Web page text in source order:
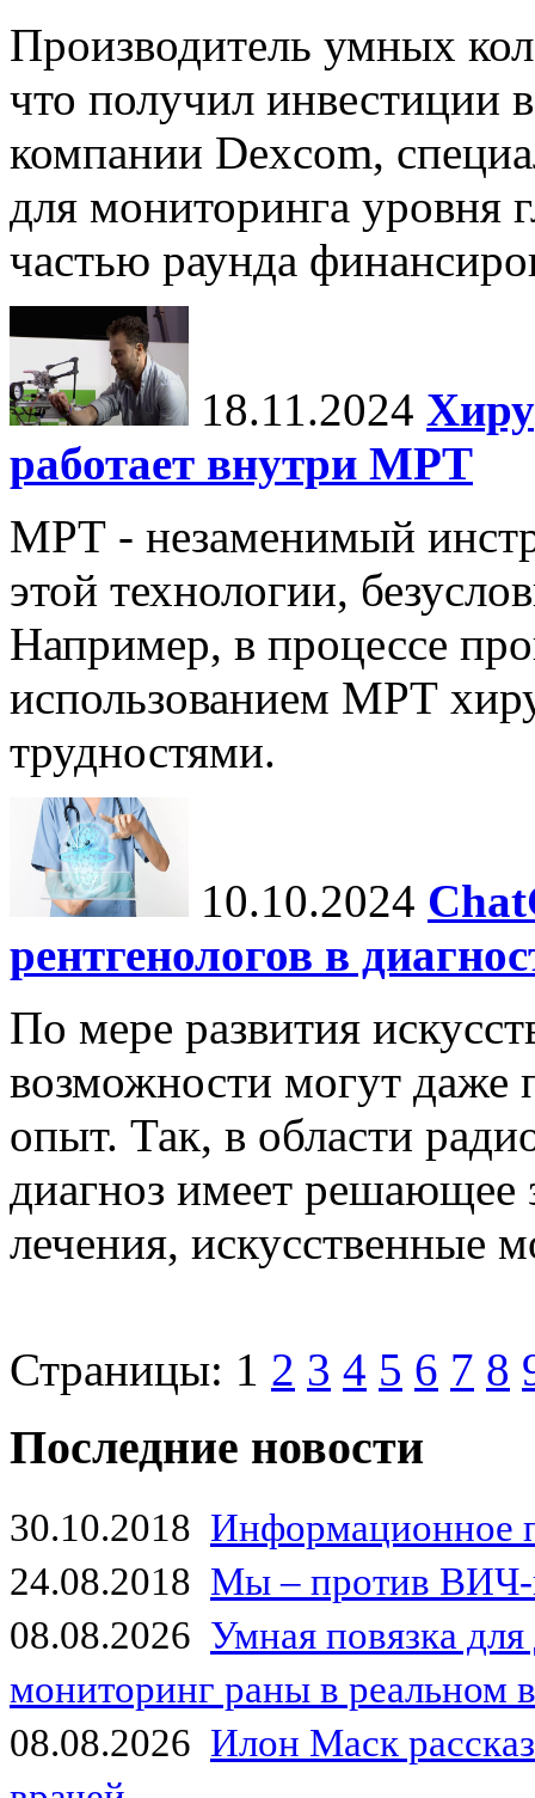
Производитель умных
что получил инвестиции
компании Dexcom,
для мониторинга уровня
частью раунда
18.11.2024
работает внутри МРТ
МРТ - незаменимый
этой технологии,
Например, в процессе
использованием МРТ
трудностями.
10.10.2024
рентгенологов в
По мере развития
возможности могут даже
опыт. Так, в области
диагноз имеет решающее
лечения, искусственные
Страницы: 1 2 3 4 5 6 7 8
Последние новости
30.10.2018 Информационное
24.08.2018 Мы – против
08.08.2026 Умная повязка
мониторинг раны в реальном
08.08.2026 Илон Маск